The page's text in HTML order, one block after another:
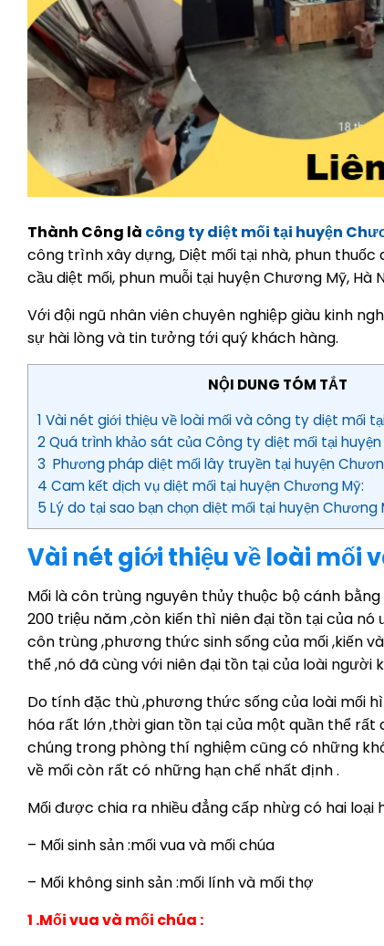
Thành Công là công ty diệt mối tại huyện
công trình xây dựng, Diệt mối tại nhà, phun thuốc
cầu diệt mối, phun muỗi tại huyện Chương Mỹ, Hà
Với đội ngũ nhân viên chuyên nghiệp giàu kinh
sự hài lòng và tin tưởng tới quý khách hàng.
NỘI DUNG TÓM TẮT
1 Vài nét giới thiệu về loài mối và công ty diệt mối
2 Quá trình khảo sát của Công ty diệt mối tại
3 Phương pháp diệt mối lây truyền tại huyện
4 Cam kết dịch vụ diệt mối tại huyện Chương Mỹ:
5 Lý do tại sao bạn chọn diệt mối tại huyện Chương
Vài nét giới thiệu về loài mối
Mối là côn trùng nguyên thủy thuộc bộ cánh
200 triệu năm ,còn kiến thì niên đại tồn tại của
côn trùng ,phương thức sinh sống của mối ,kiến
thể ,nó đã cùng với niên đại tồn tại của loài người
Do tính đặc thù ,phương thức sống của loài mối
hóa rất lớn ,thời gian tồn tại của một quần thể
chúng trong phòng thí nghiệm cũng có những
về mối còn rất có những hạn chế nhất định .
Mối được chia ra nhiều đẳng cấp nhừg có hai loại
– Mối sinh sản :mối vua và mối chúa
– Mối không sinh sản :mối lính và mối thợ
1 .Mối vua và mối chúa :